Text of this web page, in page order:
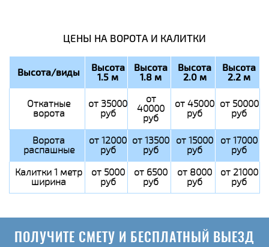
ЦЕНЫ НА ВОРОТА И КАЛИТКИ
Высота/виды Высота
1.5 м
Высота
1.8 м
Высота
2.0 м
Высота
2.2 м
Откатные
ворота
от 35000
руб
от
40000
руб
от 45000
руб
от 50000
руб
Ворота
распашные
от 12000
руб
от 13500
руб
от 15000
руб
от 17000
руб
Калитки 1 метр
ширина
от 5000
руб
от 6500
руб
от 8000
руб
от 21000
руб
ПОЛУЧИТЕ СМЕТУ И БЕСПЛАТНЫЙ ВЫЕЗД